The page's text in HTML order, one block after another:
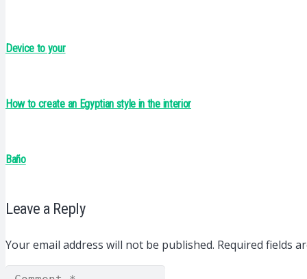
Device to your
How to create an Egyptian style in the interior
Baño
Leave a Reply
Your email address will not be published. Required fields